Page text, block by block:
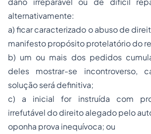
alternativamente:
a) ficar caracterizado o abuso de
manifesto propósito protelatório do
b) um ou mais dos pedidos
deles mostrar-se incontroverso,
solução será definitiva;
c) a inicial for instruída com
irrefutável do direito alegado pelo
oponha prova inequívoca; ou